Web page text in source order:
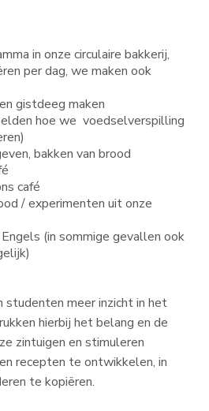
in onze circulaire bakkerij,
per dag, we maken ook
gistdeeg maken
hoe we voedselverspilling
bakken van brood
café
/ experimenten uit onze
(in sommige gevallen ook
studenten meer inzicht in het
hierbij het belang en de
zintuigen en stimuleren
recepten te ontwikkelen, in
te kopiëren.